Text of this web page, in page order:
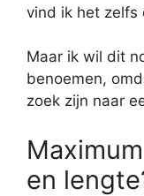
vind ik het zelfs
Maar ik wil dit
benoemen,
zoek zijn naar
en